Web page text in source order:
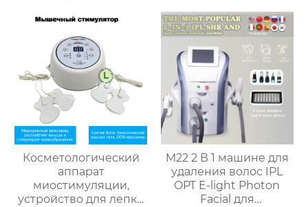
Косметологический
аппарат
миостимуляции,
устройство для лепки
M22 2 В 1 машине для
удаления волос IPL
OPT E-light Photon
Facial для